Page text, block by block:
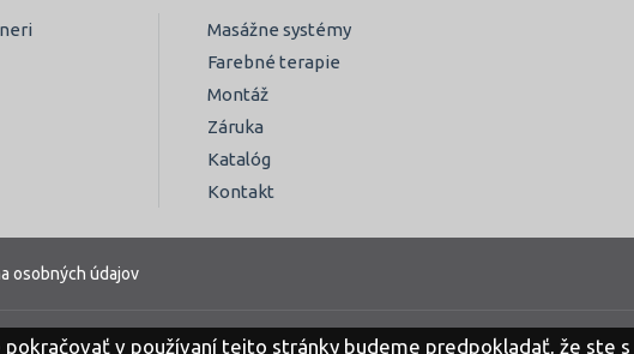
v používaní tejto stránky budeme predpokladať, že ste s
Masážne systémy
Farebné terapie
Montáž
Záruka
Katalóg
Kontakt
osobných údajov